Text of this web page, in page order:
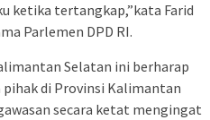
ketika tertangkap,”kata Farid
Parlemen DPD RI.
Selatan ini berharap
pihak di Provinsi Kalimantan
secara ketat mengingat